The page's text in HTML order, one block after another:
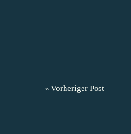
« Vorheriger Post